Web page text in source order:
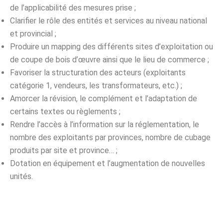
de l’applicabilité des mesures prise ;
Clarifier le rôle des entités et services au niveau national
et provincial ;
Produire un mapping des différents sites d’exploitation ou
de coupe de bois d’œuvre ainsi que le lieu de commerce ;
Favoriser la structuration des acteurs (exploitants
catégorie 1, vendeurs, les transformateurs, etc.) ;
Amorcer la révision, le complément et l’adaptation de
certains textes ou règlements ;
Rendre l’accès à l’information sur la réglementation, le
nombre des exploitants par provinces, nombre de cubage
produits par site et province… ;
Dotation en équipement et l’augmentation de nouvelles
unités.